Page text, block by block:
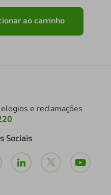
ao carrinho
e reclamações
Sociais